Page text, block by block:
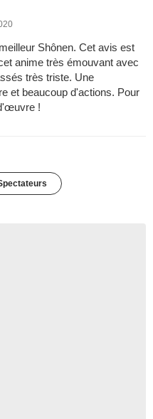
Shônen. Cet avis est
anime très émouvant avec
très triste. Une
et beaucoup d'actions. Pour
!